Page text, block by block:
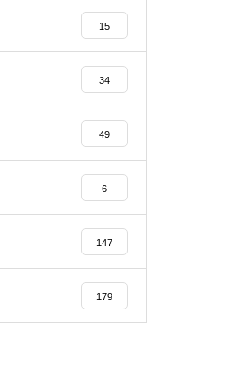
15
34
49
6
147
179